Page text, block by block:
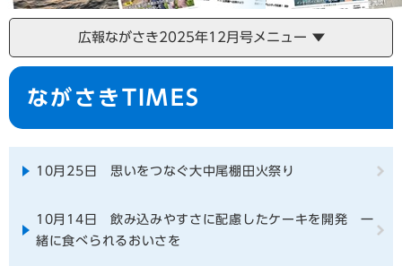
広報ながさき2025年12月号メニュー
本
ながさきTIMES
10月25日 思いをつなぐ大中尾棚田火祭り
10月14日 飲み込みやすさに配慮したケーキを開発 一
緒に食べられるおいさを